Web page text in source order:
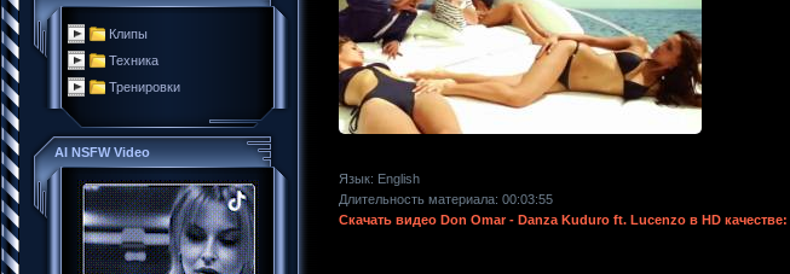
Клипы
Техника
Тренировки
AI NSFW Video
Язык: English
Длительность материала: 00:03:55
Скачать видео Don Omar - Danza Kuduro ft. Lucenzo в HD качестве: